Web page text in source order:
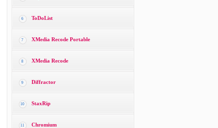
6 ToDoList
7 XMedia Recode Portable
8 XMedia Recode
9 Diffractor
10 StaxRip
11 Chromium